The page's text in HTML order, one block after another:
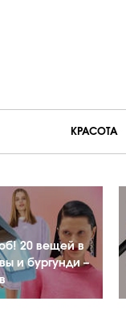
КРАСОТА
20 вещей в
и бургунди –